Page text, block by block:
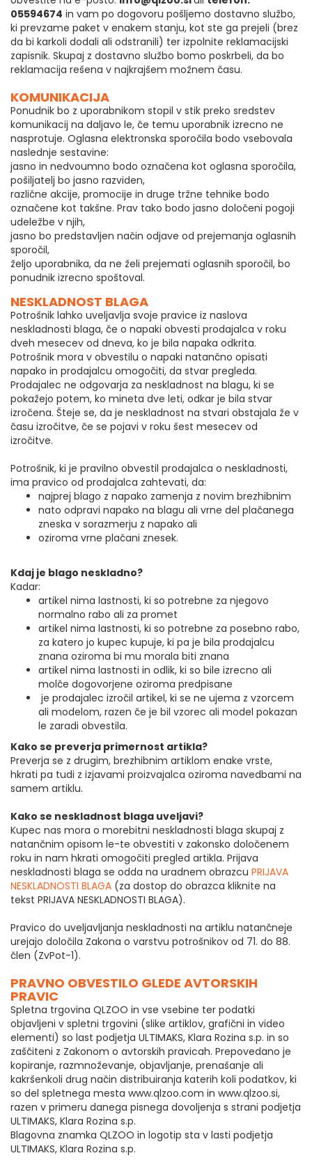
05594674 in vam po dogovoru pošljemo dostavno službo,
ki prevzame paket v enakem stanju, kot ste ga prejeli (brez
da bi karkoli dodali ali odstranili) ter izpolnite reklamacijski
zapisnik. Skupaj z dostavno službo bomo poskrbeli, da bo
reklamacija rešena v najkrajšem možnem času.
KOMUNIKACIJA
Ponudnik bo z uporabnikom stopil v stik preko sredstev
komunikacij na daljavo le, če temu uporabnik izrecno ne
nasprotuje. Oglasna elektronska sporočila bodo vsebovala
naslednje sestavine:
jasno in nedvoumno bodo označena kot oglasna sporočila,
pošiljatelj bo jasno razviden,
različne akcije, promocije in druge tržne tehnike bodo
označene kot takšne. Prav tako bodo jasno določeni pogoji
udeležbe v njih,
jasno bo predstavljen način odjave od prejemanja oglasnih
sporočil,
željo uporabnika, da ne želi prejemati oglasnih sporočil, bo
ponudnik izrecno spoštoval.
NESKLADNOST BLAGA
Potrošnik lahko uveljavlja svoje pravice iz naslova
neskladnosti blaga, če o napaki obvesti prodajalca v roku
dveh mesecev od dneva, ko je bila napaka odkrita.
Potrošnik mora v obvestilu o napaki natančno opisati
napako in prodajalcu omogočiti, da stvar pregleda.
Prodajalec ne odgovarja za neskladnost na blagu, ki se
pokažejo potem, ko mineta dve leti, odkar je bila stvar
izročena. Šteje se, da je neskladnost na stvari obstajala že v
času izročitve, če se pojavi v roku šest mesecev od
izročitve.
Potrošnik, ki je pravilno obvestil prodajalca o neskladnosti,
ima pravico od prodajalca zahtevati, da:
najprej blago z napako zamenja z novim brezhibnim
nato odpravi napako na blagu ali vrne del plačanega
zneska v sorazmerju z napako ali
oziroma vrne plačani znesek.
Kdaj je blago neskladno?
Kadar:
artikel nima lastnosti, ki so potrebne za njegovo
normalno rabo ali za promet
artikel nima lastnosti, ki so potrebne za posebno rabo,
za katero jo kupec kupuje, ki pa je bila prodajalcu
znana oziroma bi mu morala biti znana
artikel nima lastnosti in odlik, ki so bile izrecno ali
molče dogovorjene oziroma predpisane
je prodajalec izročil artikel, ki se ne ujema z vzorcem
ali modelom, razen če je bil vzorec ali model pokazan
le zaradi obvestila.
Kako se preverja primernost artikla?
Preverja se z drugim, brezhibnim artiklom enake vrste,
hkrati pa tudi z izjavami proizvajalca oziroma navedbami na
samem artiklu.
Kako se neskladnost blaga uveljavi?
Kupec nas mora o morebitni neskladnosti blaga skupaj z
natančnim opisom le-te obvestiti v zakonsko določenem
roku in nam hkrati omogočiti pregled artikla. Prijava
neskladnosti blaga se odda na uradnem obrazcu PRIJAVA
NESKLADNOSTI BLAGA (za dostop do obrazca kliknite na
tekst PRIJAVA NESKLADNOSTI BLAGA).
Pravico do uveljavljanja neskladnosti na artiklu natančneje
urejajo določila Zakona o varstvu potrošnikov od 71. do 88.
člen (ZvPot-1).
PRAVNO OBVESTILO GLEDE AVTORSKIH
PRAVIC
Spletna trgovina QLZOO in vse vsebine ter podatki
objavljeni v spletni trgovini (slike artiklov, grafični in video
elementi) so last podjetja ULTIMAKS, Klara Rozina s.p. in so
zaščiteni z Zakonom o avtorskih pravicah. Prepovedano je
kopiranje, razmnoževanje, objavljanje, prenašanje ali
kakršenkoli drug način distribuiranja katerih koli podatkov, ki
so del spletnega mesta www.qlzoo.com in www.qlzoo.si,
razen v primeru danega pisnega dovoljenja s strani podjetja
ULTIMAKS, Klara Rozina s.p.
Blagovna znamka QLZOO in logotip sta v lasti podjetja
ULTIMAKS, Klara Rozina s.p.